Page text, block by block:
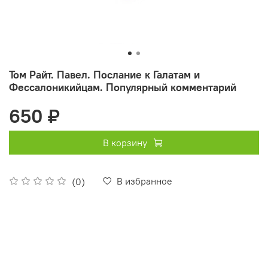
Том Райт. Павел. Послание к Галатам и
Фессалоникийцам. Популярный комментарий
(0) В избранное
650 ₽
В корзину